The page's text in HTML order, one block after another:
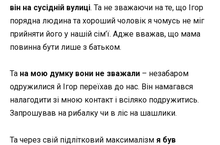
він на сусідній вулиці. Та не зважаючи на те, що Ігор
порядна людина та хороший чоловік я чомусь не міг
прийняти його у нашій сім’ї. Адже вважав, що мама
повинна бути лише з батьком.
Та на мою думку вони не зважали – незабаром
одружилися й Ігор переїхав до нас. Він намагався
налагодити зі мною контакт і всіляко подружитись.
Запрошував на рибалку чи в ліс на шашлики.
Та через свій підлітковий максималізм я був